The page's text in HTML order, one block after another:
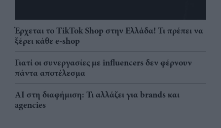
Έρχεται το TikTok Shop στην Ελλάδα! Τι πρέπει να
ξέρει κάθε e-shop
Γιατί οι συνεργασίες με influencers δεν φέρνουν
πάντα αποτέλεσμα
AI στη διαφήμιση: Τι αλλάζει για brands και
agencies